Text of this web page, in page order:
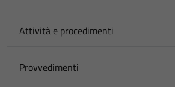
Attività e procedimenti
Provvedimenti